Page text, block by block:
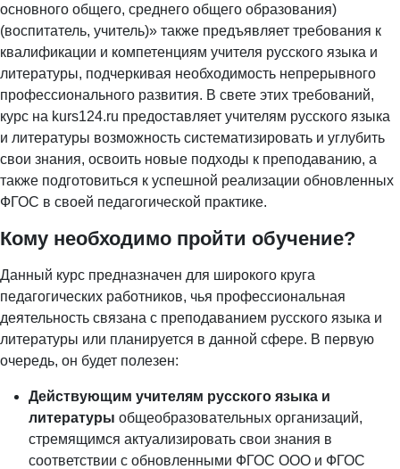
основного общего, среднего общего образования)
(воспитатель, учитель)» также предъявляет требования к
квалификации и компетенциям учителя русского языка и
литературы, подчеркивая необходимость непрерывного
профессионального развития. В свете этих требований,
курс на kurs124.ru предоставляет учителям русского языка
и литературы возможность систематизировать и углубить
свои знания, освоить новые подходы к преподаванию, а
также подготовиться к успешной реализации обновленных
ФГОС в своей педагогической практике.
Кому необходимо пройти обучение?
Данный курс предназначен для широкого круга
педагогических работников, чья профессиональная
деятельность связана с преподаванием русского языка и
литературы или планируется в данной сфере. В первую
очередь, он будет полезен:
Действующим учителям русского языка и
литературы общеобразовательных организаций,
стремящимся актуализировать свои знания в
соответствии с обновленными ФГОС ООО и ФГОС